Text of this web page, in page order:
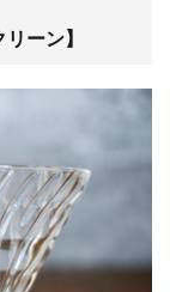
ーン】